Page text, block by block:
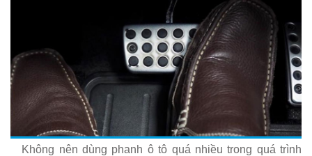
Không nên dùng phanh ô tô quá nhiều trong quá trình